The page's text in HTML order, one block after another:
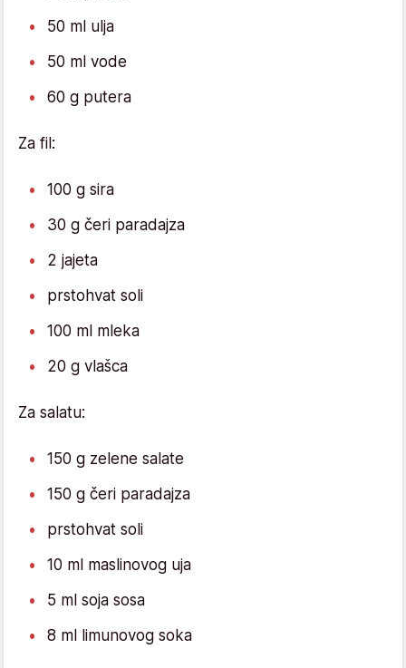
50 ml ulja
50 ml vode
60 g putera
Za fil:
100 g sira
30 g čeri paradajza
2 jajeta
prstohvat soli
100 ml mleka
20 g vlašca
Za salatu:
150 g zelene salate
150 g čeri paradajza
prstohvat soli
10 ml maslinovog uja
5 ml soja sosa
8 ml limunovog soka